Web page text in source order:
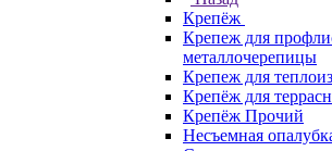
Крепёж
Крепеж для
металлочерепицы
Крепеж для
Крепёж для
Крепёж Прочий
Несъемная